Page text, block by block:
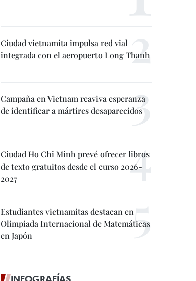
Ciudad vietnamita impulsa red vial
integrada con el aeropuerto Long Thanh
Campaña en Vietnam reaviva esperanza
de identificar a mártires desaparecidos
Ciudad Ho Chi Minh prevé ofrecer libros
de texto gratuitos desde el curso 2026-
2027
Estudiantes vietnamitas destacan en
Olimpiada Internacional de Matemáticas
en Japón